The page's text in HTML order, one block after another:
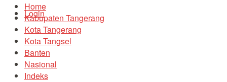
Login
Home
Kabupaten Tangerang
Kota Tangerang
Kota Tangsel
Banten
Nasional
Indeks